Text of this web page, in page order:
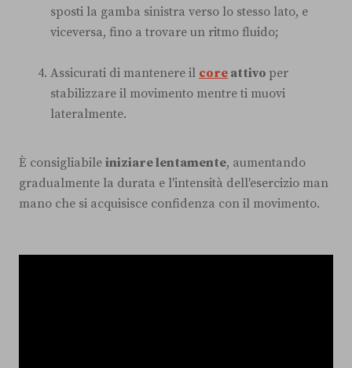
sposti la gamba sinistra verso lo stesso lato, e
viceversa, fino a trovare un ritmo fluido;
Assicurati di mantenere il core attivo per
stabilizzare il movimento mentre ti muovi
lateralmente.
È consigliabile iniziare lentamente, aumentando
gradualmente la durata e l'intensità dell'esercizio man
mano che si acquisisce confidenza con il movimento.